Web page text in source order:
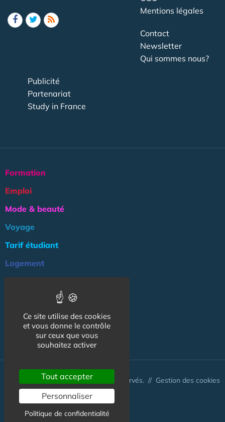
Mentions légales
Contact
Newsletter
Qui sommes nous?
Publicité
Partenariat
Study in France
Formation
Emploi
Mode & beauté
Voyage
Tarif étudiant
Logement
Association
NOS AUTRES SITES :
© CapCampus 2026 - Tous droits réservés. // Gestion des cookies
Ce site utilise des cookies
et vous donne le contrôle
sur ceux que vous
souhaitez activer
Tout accepter
Personnaliser
Politique de confidentialité